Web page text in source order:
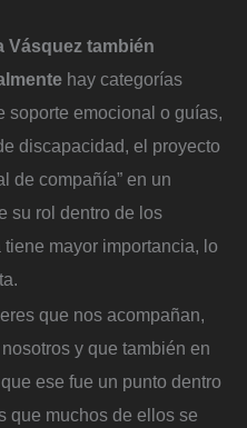
Vásquez también
hay categorías
soporte emocional o guías,
discapacidad, el proyecto
de compañía” en un
su rol dentro de los
mayor importancia, lo
que nos acompañan,
y que también en
ese fue un punto dentro
que muchos de ellos se